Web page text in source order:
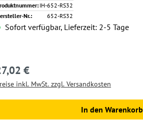
IH-652-RS32
Nr.:
652-RS32
Sofort verfügbar, Lieferzeit: 2-5 Tage
Preis:
€
inkl. MwSt. zzgl. Versandkosten
In den Warenkorb